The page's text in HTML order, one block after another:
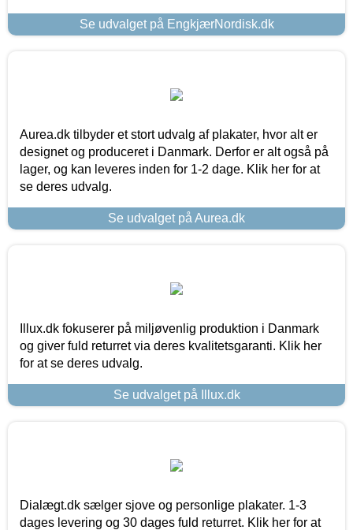
Se udvalget på EngkjærNordisk.dk
Aurea.dk tilbyder et stort udvalg af plakater, hvor alt er
designet og produceret i Danmark. Derfor er alt også på
lager, og kan leveres inden for 1-2 dage. Klik her for at
se deres udvalg.
Se udvalget på Aurea.dk
Illux.dk fokuserer på miljøvenlig produktion i Danmark
og giver fuld returret via deres kvalitetsgaranti. Klik her
for at se deres udvalg.
Se udvalget på Illux.dk
Dialægt.dk sælger sjove og personlige plakater. 1-3
dages levering og 30 dages fuld returret. Klik her for at